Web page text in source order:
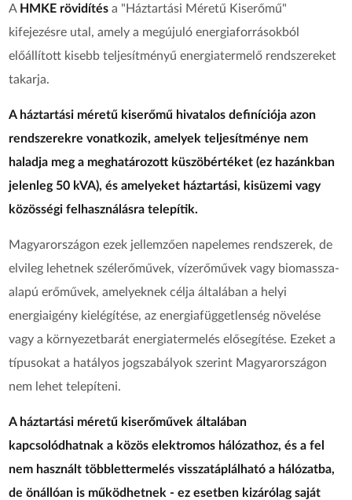
A HMKE rövidítés a "Háztartási Méretű Kiserőmű"
kifejezésre utal, amely a megújuló energiaforrásokból
előállított kisebb teljesítményű energiatermelő rendszereket
takarja.
A háztartási méretű kiserőmű hivatalos definíciója azon
rendszerekre vonatkozik, amelyek teljesítménye nem
haladja meg a meghatározott küszöbértéket (ez hazánkban
jelenleg 50 kVA), és amelyeket háztartási, kisüzemi vagy
közösségi felhasználásra telepítik.
Magyarországon ezek jellemzően napelemes rendszerek, de
elvileg lehetnek szélerőművek, vízerőművek vagy biomassza-
alapú erőművek, amelyeknek célja általában a helyi
energiaigény kielégítése, az energiafüggetlenség növelése
vagy a környezetbarát energiatermelés elősegítése. Ezeket a
típusokat a hatályos jogszabályok szerint Magyarországon
nem lehet telepíteni.
A háztartási méretű kiserőművek általában
kapcsolódhatnak a közös elektromos hálózathoz, és a fel
nem használt többlettermelés visszatáplálható a hálózatba,
de önállóan is működhetnek - ez esetben kizárólag saját